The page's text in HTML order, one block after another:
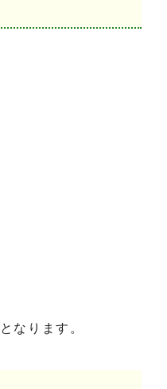
なります。